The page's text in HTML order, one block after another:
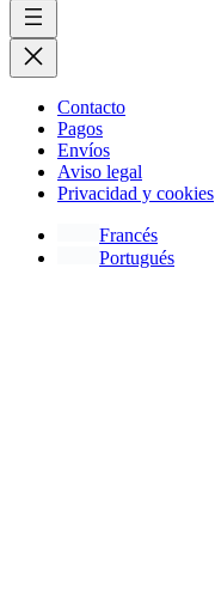
Contacto
Pagos
Envíos
Aviso legal
Privacidad y cookies
Francés
Portugués